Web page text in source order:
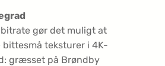
bitrate gør det muligt at
bittesmå teksturer i 4K-
græsset på Brøndby